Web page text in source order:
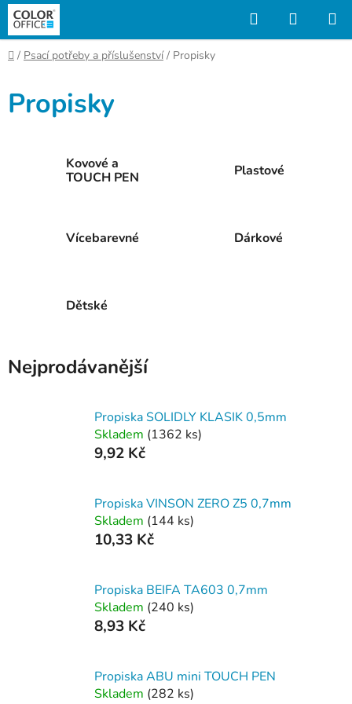
Přejít
obsah
Hledat
KOŠÍK
Domů
/ Psací potřeby a příslušenství / Propisky
Propisky
Kovové a
TOUCH PEN
Plastové
Vícebarevné Dárkové
Dětské
Nejprodávanější
Propiska SOLIDLY KLASIK 0,5mm
Skladem (1362 ks)
9,92 Kč
Propiska VINSON ZERO Z5 0,7mm
Skladem (144 ks)
10,33 Kč
Propiska BEIFA TA603 0,7mm
Skladem (240 ks)
8,93 Kč
Propiska ABU mini TOUCH PEN
Skladem (282 ks)